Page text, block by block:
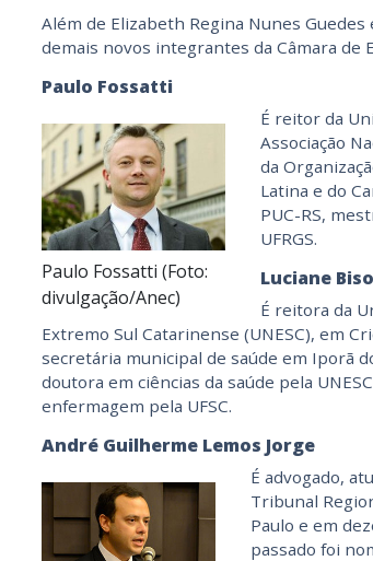
Além de Elizabeth Regina Nunes
demais novos integrantes da Câmara de
Paulo Fossatti
Paulo Fossatti (Foto:
divulgação/Anec)
É reitor da
Associação
da
Latina e do
PUC-RS,
UFRGS.
Luciane
É reitora da
Extremo Sul Catarinense (UNESC), em
secretária municipal de saúde em Iporã
doutora em ciências da saúde pela
enfermagem pela UFSC.
André Guilherme Lemos Jorge
É advogado,
Tribunal
Paulo e em
passado foi